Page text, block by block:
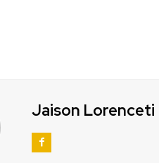
Jaison Lorenceti